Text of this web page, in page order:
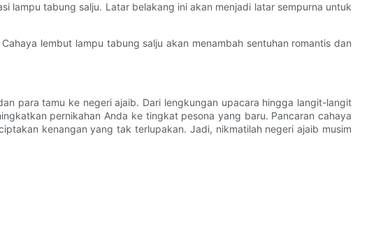
lampu tabung salju. Latar belakang ini akan menjadi latar sempurna untuk
lembut lampu tabung salju akan menambah sentuhan romantis dan
para tamu ke negeri ajaib. Dari lengkungan upacara hingga langit-langit
pernikahan Anda ke tingkat pesona yang baru. Pancaran cahaya
kenangan yang tak terlupakan. Jadi, nikmatilah negeri ajaib musim